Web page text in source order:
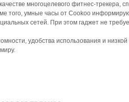
многоцелевого фитнес-трекера,
того, умные часы от Cookoo
сетей. При этом гаджет не
удобства использования и